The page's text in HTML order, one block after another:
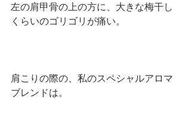
左の肩甲骨の上の方に、大きな梅干し
くらいのゴリゴリが痛い。
肩こりの際の、私のスペシャルアロマ
ブレンドは。